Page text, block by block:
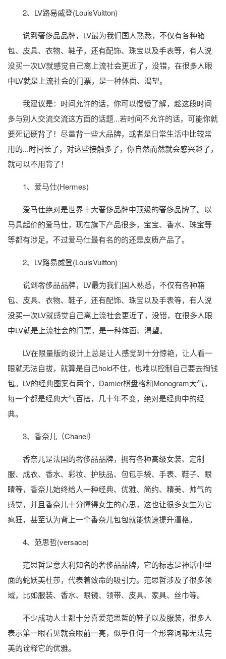
2、LV路易威登(LouisVuitton)
说到奢侈品品牌，LV最为我们国人熟悉，不仅有各种箱
包、皮具、衣物、鞋子，还有配饰、珠宝以及手表等，有人说
没买一次LV就感觉自己离上流社会更近了，没错，在很多人眼
中LV就是上流社会的门票，是一种体面、渴望。
我建议是：时间允许的话，你可以慢慢了解，趁这段时间
多与别人交流交流这方面的话题...若时间不允许的话，可能你就
要死记硬背了！尽量背一些大品牌，或者是日常生活中比较常
用的...时间长了，对这些接触多了，你自然而然就会感兴趣了，
就可以不用背了！
1、爱马仕(Hermes)
爱马仕绝对是世界十大奢侈品牌中顶级的奢侈品牌了。以
马具起价的爱马仕，现在旗下产品很多，宝宝、香水、珠宝等
等都有涉足。不过爱马仕最有名的的还是皮质产品了。
2、LV路易威登(LouisVuitton)
说到奢侈品品牌，LV最为我们国人熟悉，不仅有各种箱
包、皮具、衣物、鞋子，还有配饰、珠宝以及手表等，有人说
没买一次LV就感觉自己离上流社会更近了，没错，在很多人眼
中LV就是上流社会的门票，是一种体面、渴望。
LV在限量版的设计上总是让人感觉到十分惊艳，让人看一
眼就无法自拔，就算是自己hold不住，也难以控制自己要去掏钱
包。LV的经典图案有两个，Damier棋盘格和Monogram大气，
每一个都是经典大气百搭，几十年不变，绝对是经典中的经
典。
3、香奈儿（Chanel）
香奈儿是法国的奢侈品品牌，拥有各种高级女装、定制
服、成衣、香水、彩妆、护肤品、包包手袋、手表、鞋子、眼
睛等，香奈儿始终给人一种经典、优雅、简约、精美、帅气的
感觉，并且香奈儿十分懂得女生的心思，这也让很多女生为它
疯狂，甚至认为背上一个香奈儿包包就能快速提升逼格。
4、范思哲(versace)
范思哲是意大利知名的奢侈品品牌，它的标志是神话中里
面的蛇妖美杜莎，代表着致命的吸引力。范思哲涉及了很多领
域，比如服装、香水、眼镜、领带、皮具、家具、丝巾等。
不少成功人士都十分喜爱范思哲的鞋子以及服装，很多人
表示第一眼看见就会眼前一亮，似乎任何一个形容词都无法完
美的诠释它的优雅。